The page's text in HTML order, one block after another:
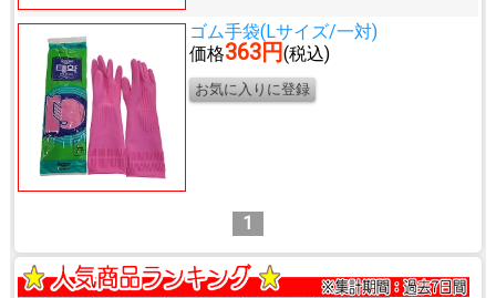
ゴム手袋(Lサイズ/一対)
価格363円(税込)
1